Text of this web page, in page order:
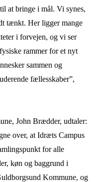
at bringe i mål. Vi synes,
tænkt. Her ligger mange
i forvejen, og vi ser
rammer for et nyt
sammen og
fællesskaber”,
John Brædder, udtaler:
over, at Idræts Campus
for alle
køn og baggrund i
Kommune, og